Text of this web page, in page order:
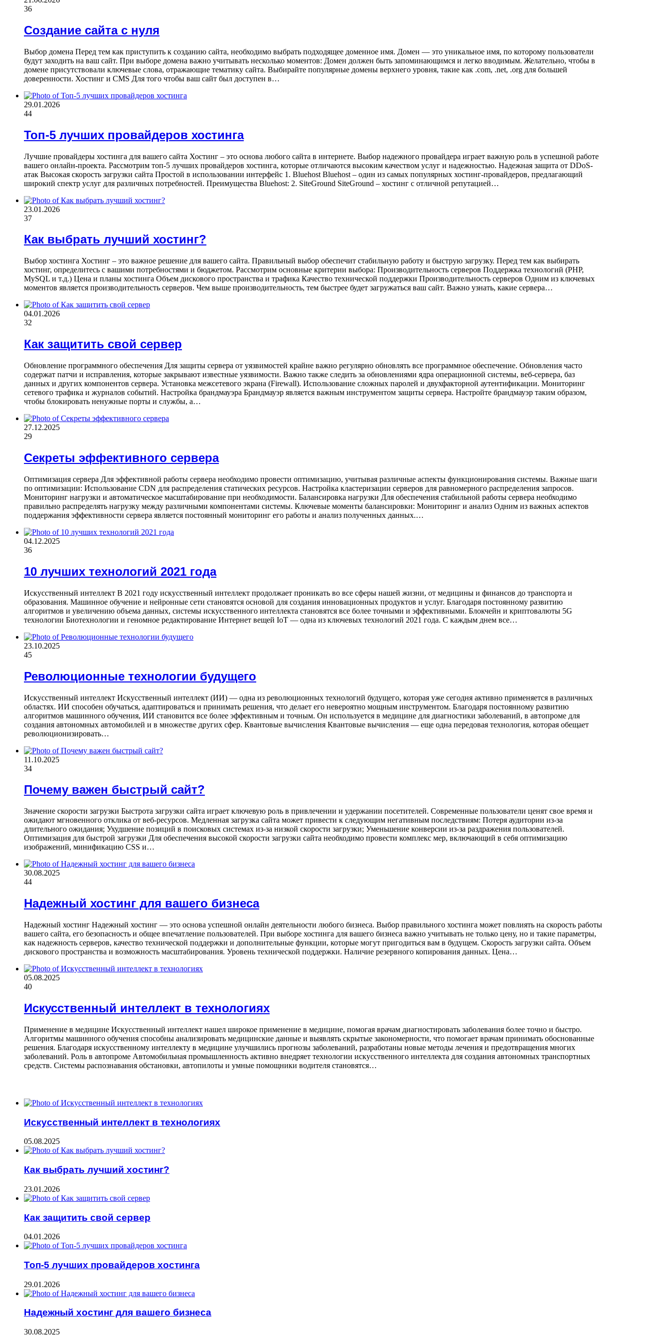
36
Создание сайта с нуля
Выбор домена Перед тем как приступить к созданию сайта, необходимо выбрать подходящее доменное имя. Домен — это уникальное имя, по которому пользователи
будут заходить на ваш сайт. При выборе домена важно учитывать несколько моментов: Домен должен быть запоминающимся и легко вводимым. Желательно, чтобы в
домене присутствовали ключевые слова, отражающие тематику сайта. Выбирайте популярные домены верхнего уровня, такие как .com, .net, .org для большей
доверенности. Хостинг и CMS Для того чтобы ваш сайт был доступен в…
29.01.2026
44
Топ-5 лучших провайдеров хостинга
Лучшие провайдеры хостинга для вашего сайта Хостинг – это основа любого сайта в интернете. Выбор надежного провайдера играет важную роль в успешной работе
вашего онлайн-проекта. Рассмотрим топ-5 лучших провайдеров хостинга, которые отличаются высоким качеством услуг и надежностью. Надежная защита от DDoS-
атак Высокая скорость загрузки сайта Простой в использовании интерфейс 1. Bluehost Bluehost – один из самых популярных хостинг-провайдеров, предлагающий
широкий спектр услуг для различных потребностей. Преимущества Bluehost: 2. SiteGround SiteGround – хостинг с отличной репутацией…
23.01.2026
37
Как выбрать лучший хостинг?
Выбор хостинга Хостинг – это важное решение для вашего сайта. Правильный выбор обеспечит стабильную работу и быструю загрузку. Перед тем как выбирать
хостинг, определитесь с вашими потребностями и бюджетом. Рассмотрим основные критерии выбора: Производительность серверов Поддержка технологий (PHP,
MySQL и т.д.) Цена и планы хостинга Объем дискового пространства и трафика Качество технической поддержки Производительность серверов Одним из ключевых
моментов является производительность серверов. Чем выше производительность, тем быстрее будет загружаться ваш сайт. Важно узнать, какие сервера…
04.01.2026
32
Как защитить свой сервер
Обновление программного обеспечения Для защиты сервера от уязвимостей крайне важно регулярно обновлять все программное обеспечение. Обновления часто
содержат патчи и исправления, которые закрывают известные уязвимости. Важно также следить за обновлениями ядра операционной системы, веб-сервера, баз
данных и других компонентов сервера. Установка межсетевого экрана (Firewall). Использование сложных паролей и двухфакторной аутентификации. Мониторинг
сетевого трафика и журналов событий. Настройка брандмауэра Брандмауэр является важным инструментом защиты сервера. Настройте брандмауэр таким образом,
чтобы блокировать ненужные порты и службы, а…
27.12.2025
29
Секреты эффективного сервера
Оптимизация сервера Для эффективной работы сервера необходимо провести оптимизацию, учитывая различные аспекты функционирования системы. Важные шаги
по оптимизации: Использование CDN для распределения статических ресурсов. Настройка кластеризации серверов для равномерного распределения запросов.
Мониторинг нагрузки и автоматическое масштабирование при необходимости. Балансировка нагрузки Для обеспечения стабильной работы сервера необходимо
правильно распределять нагрузку между различными компонентами системы. Ключевые моменты балансировки: Мониторинг и анализ Одним из важных аспектов
поддержания эффективности сервера является постоянный мониторинг его работы и анализ полученных данных.…
04.12.2025
36
10 лучших технологий 2021 года
Искусственный интеллект В 2021 году искусственный интеллект продолжает проникать во все сферы нашей жизни, от медицины и финансов до транспорта и
образования. Машинное обучение и нейронные сети становятся основой для создания инновационных продуктов и услуг. Благодаря постоянному развитию
алгоритмов и увеличению объема данных, системы искусственного интеллекта становятся все более точными и эффективными. Блокчейн и криптовалюты 5G
технологии Биотехнологии и геномное редактирование Интернет вещей IoT — одна из ключевых технологий 2021 года. С каждым днем все…
23.10.2025
45
Революционные технологии будущего
Искусственный интеллект Искусственный интеллект (ИИ) — одна из революционных технологий будущего, которая уже сегодня активно применяется в различных
областях. ИИ способен обучаться, адаптироваться и принимать решения, что делает его невероятно мощным инструментом. Благодаря постоянному развитию
алгоритмов машинного обучения, ИИ становится все более эффективным и точным. Он используется в медицине для диагностики заболеваний, в автопроме для
создания автономных автомобилей и в множестве других сфер. Квантовые вычисления Квантовые вычисления — еще одна передовая технология, которая обещает
революционизировать…
11.10.2025
34
Почему важен быстрый сайт?
Значение скорости загрузки Быстрота загрузки сайта играет ключевую роль в привлечении и удержании посетителей. Современные пользователи ценят свое время и
ожидают мгновенного отклика от веб-ресурсов. Медленная загрузка сайта может привести к следующим негативным последствиям: Потеря аудитории из-за
длительного ожидания; Ухудшение позиций в поисковых системах из-за низкой скорости загрузки; Уменьшение конверсии из-за раздражения пользователей.
Оптимизация для быстрой загрузки Для обеспечения высокой скорости загрузки сайта необходимо провести комплекс мер, включающий в себя оптимизацию
изображений, минификацию CSS и…
30.08.2025
44
Надежный хостинг для вашего бизнеса
Надежный хостинг Надежный хостинг — это основа успешной онлайн деятельности любого бизнеса. Выбор правильного хостинга может повлиять на скорость работы
вашего сайта, его безопасность и общее впечатление пользователей. При выборе хостинга для вашего бизнеса важно учитывать не только цену, но и такие параметры,
как надежность серверов, качество технической поддержки и дополнительные функции, которые могут пригодиться вам в будущем. Скорость загрузки сайта. Объем
дискового пространства и возможность масштабирования. Уровень технической поддержки. Наличие резервного копирования данных. Цена…
05.08.2025
40
Искусственный интеллект в технологиях
Применение в медицине Искусственный интеллект нашел широкое применение в медицине, помогая врачам диагностировать заболевания более точно и быстро.
Алгоритмы машинного обучения способны анализировать медицинские данные и выявлять скрытые закономерности, что помогает врачам принимать обоснованные
решения. Благодаря искусственному интеллекту в медицине улучшились прогнозы заболеваний, разработаны новые методы лечения и предотвращения многих
заболеваний. Роль в автопроме Автомобильная промышленность активно внедряет технологии искусственного интеллекта для создания автономных транспортных
средств. Системы распознавания обстановки, автопилоты и умные помощники водителя становятся…
Искусственный интеллект в технологиях
05.08.2025
Как выбрать лучший хостинг?
23.01.2026
Как защитить свой сервер
04.01.2026
Топ-5 лучших провайдеров хостинга
29.01.2026
Надежный хостинг для вашего бизнеса
30.08.2025